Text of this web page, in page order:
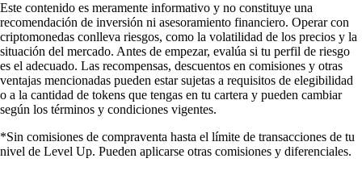
Este contenido es meramente informativo y no constituye una
recomendación de inversión ni asesoramiento financiero. Operar con
criptomonedas conlleva riesgos, como la volatilidad de los precios y la
situación del mercado. Antes de empezar, evalúa si tu perfil de riesgo
es el adecuado. Las recompensas, descuentos en comisiones y otras
ventajas mencionadas pueden estar sujetas a requisitos de elegibilidad
o a la cantidad de tokens que tengas en tu cartera y pueden cambiar
según los términos y condiciones vigentes.
*Sin comisiones de compraventa hasta el límite de transacciones de tu
nivel de Level Up. Pueden aplicarse otras comisiones y diferenciales.